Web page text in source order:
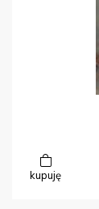
kupuję